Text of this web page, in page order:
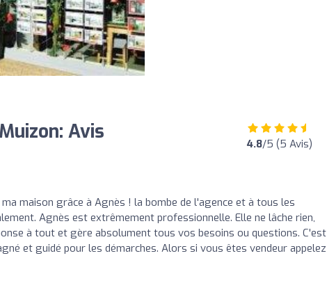
Avis 4.8/5 (5 Avis)
ma maison grâce à Agnès ! la bombe de l'agence et à tous les
Agnès est extrêmement professionnelle. Elle ne lâche rien,
à tout et gère absolument tous vos besoins ou questions. C'est
et guidé pour les démarches. Alors si vous êtes vendeur appelez